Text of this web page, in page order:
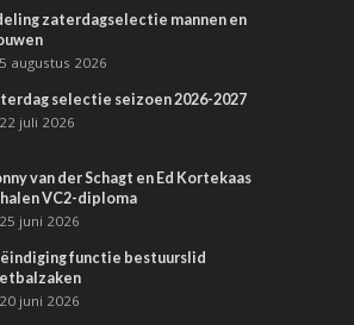
zaterdagselectie mannen en
5 augustus 2026
selectie seizoen 2026-2027
22 juli 2026
van der Schagt en Ed Kortekaas
VC2-diploma
25 juni 2026
functie bestuurslid
20 juni 2026